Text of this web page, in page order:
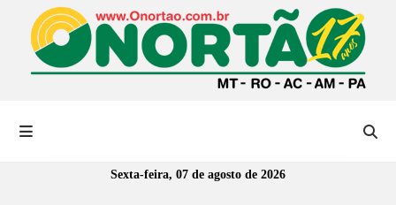
Sexta-feira, 07 de agosto de 2026